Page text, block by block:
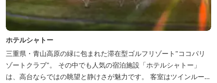
ホテルシャトー
三重県・青山高原の緑に包まれた滞在型ゴルフリゾート"ココパリ
ゾートクラブ"。 その中でも人気の宿泊施設「ホテルシャトー」
は、高台ならではの眺望と静けさが魅力です。 客室はツインルーム